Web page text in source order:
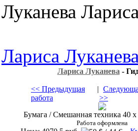
Лариса
Лариса Луканева -
<< Предыдущая
работа
|
>>
Бумага / Смешанная техника 40 х
Работа оформлена